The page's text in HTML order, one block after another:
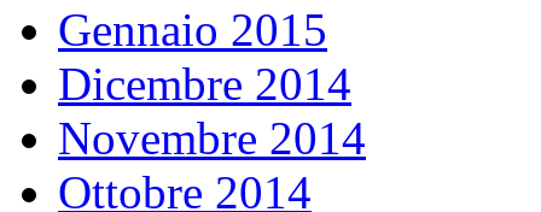
Gennaio 2015
Dicembre 2014
Novembre 2014
Ottobre 2014